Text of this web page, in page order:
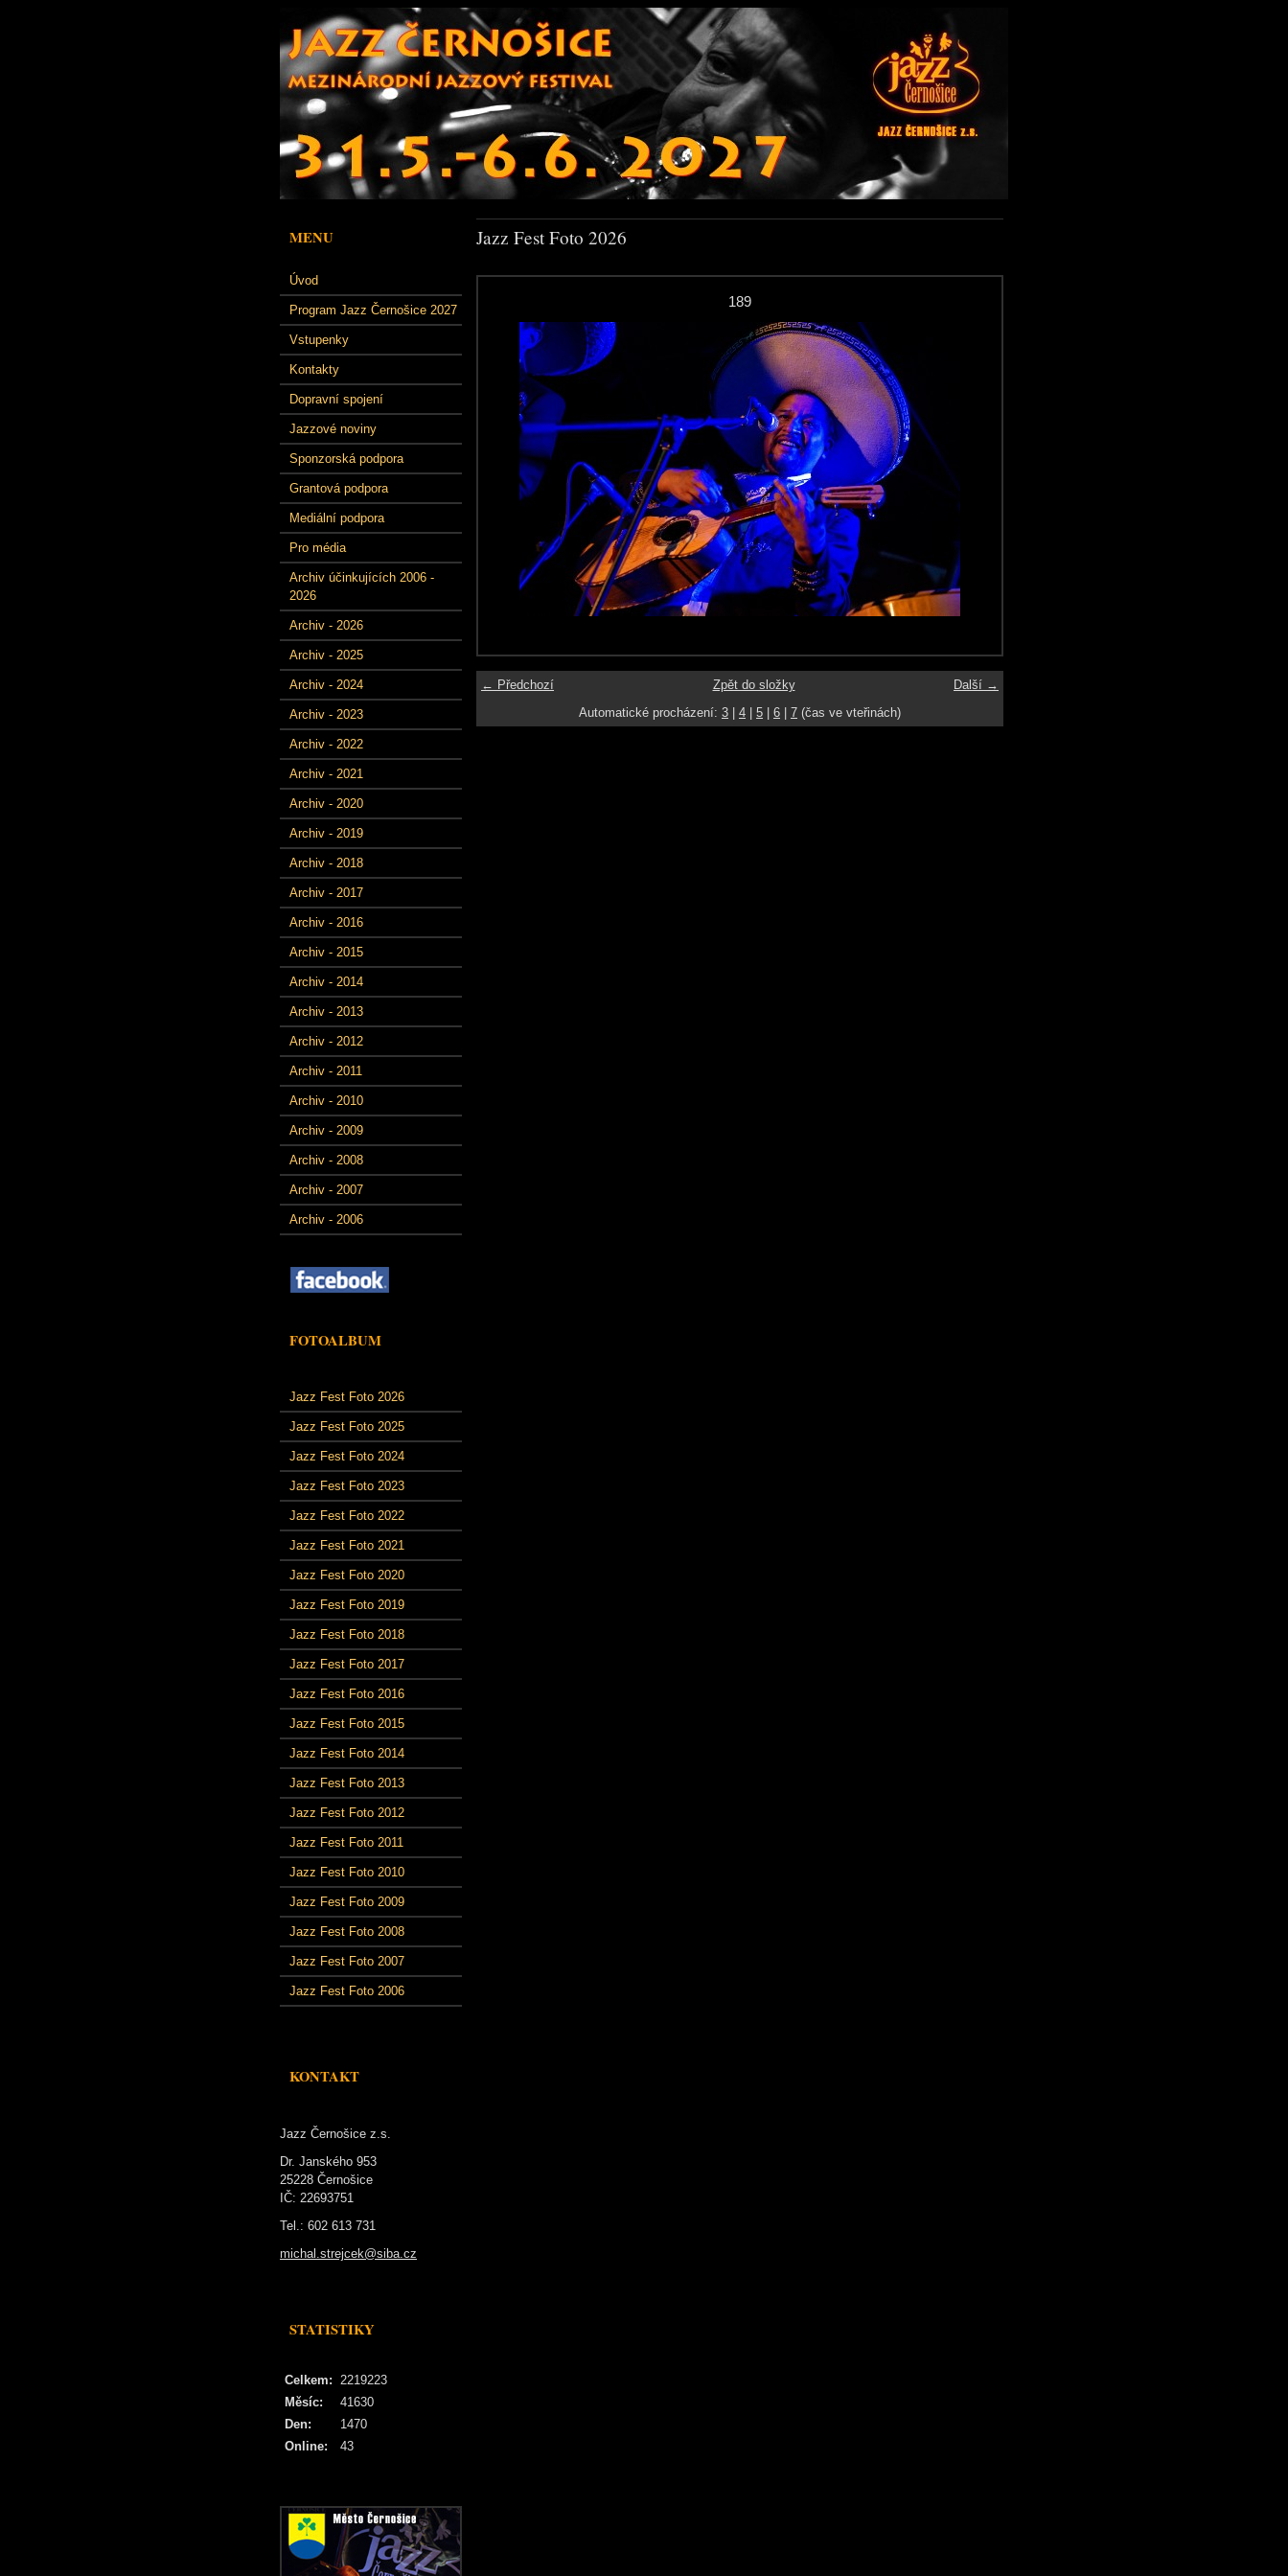
MENU
Úvod
Program Jazz Černošice 2027
Vstupenky
Kontakty
Dopravní spojení
Jazzové noviny
Sponzorská podpora
Grantová podpora
Mediální podpora
Pro média
Archiv účinkujících 2006 -
2026
Archiv - 2026
Archiv - 2025
Archiv - 2024
Archiv - 2023
Archiv - 2022
Archiv - 2021
Archiv - 2020
Archiv - 2019
Archiv - 2018
Archiv - 2017
Archiv - 2016
Archiv - 2015
Archiv - 2014
Archiv - 2013
Archiv - 2012
Archiv - 2011
Archiv - 2010
Archiv - 2009
Archiv - 2008
Archiv - 2007
Archiv - 2006
FOTOALBUM
Jazz Fest Foto 2026
Jazz Fest Foto 2025
Jazz Fest Foto 2024
Jazz Fest Foto 2023
Jazz Fest Foto 2022
Jazz Fest Foto 2021
Jazz Fest Foto 2020
Jazz Fest Foto 2019
Jazz Fest Foto 2018
Jazz Fest Foto 2017
Jazz Fest Foto 2016
Jazz Fest Foto 2015
Jazz Fest Foto 2014
Jazz Fest Foto 2013
Jazz Fest Foto 2012
Jazz Fest Foto 2011
Jazz Fest Foto 2010
Jazz Fest Foto 2009
Jazz Fest Foto 2008
Jazz Fest Foto 2007
Jazz Fest Foto 2006
KONTAKT
Jazz Černošice z.s.
Dr. Janského 953
25228 Černošice
IČ: 22693751
Tel.: 602 613 731
michal.strejcek@siba.cz
STATISTIKY
Online: 43
Celkem: 2219223
Měsíc:
41630
Den:
1470
Jazz Fest Foto 2026
189
← Předchozí Další →
Zpět do složky
Automatické procházení: 3 4 5 6 7 (čas ve vteřinách)